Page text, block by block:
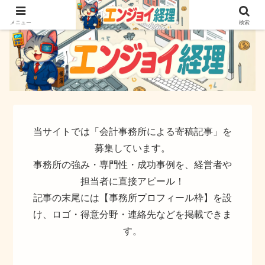
簿記でなく実務ができるサイト
当サイトでは「会計事務所による寄稿記事」を
募集しています。
事務所の強み・専門性・成功事例を、経営者や
担当者に直接アピール！
記事の末尾には【事務所プロフィール枠】を設
け、ロゴ・得意分野・連絡先などを掲載できま
す。
メニュー 検索